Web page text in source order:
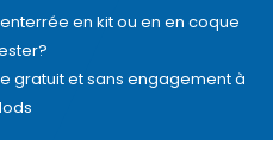
en kit ou en en coque
gratuit et sans engagement à